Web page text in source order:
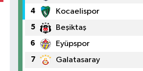
4 Kocaelispor
5 Beşiktaş
6 Eyüpspor
7 Galatasaray